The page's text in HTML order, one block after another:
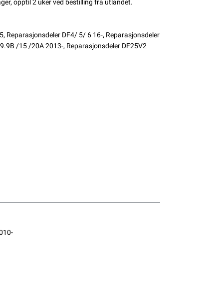
opptil 2 uker ved bestilling fra utlandet.
, Reparasjonsdeler DF4/ 5/ 6 16-, Reparasjonsdeler
/15 /20A 2013-, Reparasjonsdeler DF25V2